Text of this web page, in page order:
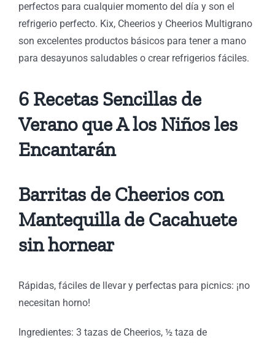
perfectos para cualquier momento del día y son el
refrigerio perfecto. Kix, Cheerios y Cheerios Multigrano
son excelentes productos básicos para tener a mano
para desayunos saludables o crear refrigerios fáciles.
6 Recetas Sencillas de
Verano que A los Niños les
Encantarán
Barritas de Cheerios con
Mantequilla de Cacahuete
sin hornear
Rápidas, fáciles de llevar y perfectas para picnics: ¡no
necesitan horno!
Ingredientes: 3 tazas de Cheerios, ½ taza de